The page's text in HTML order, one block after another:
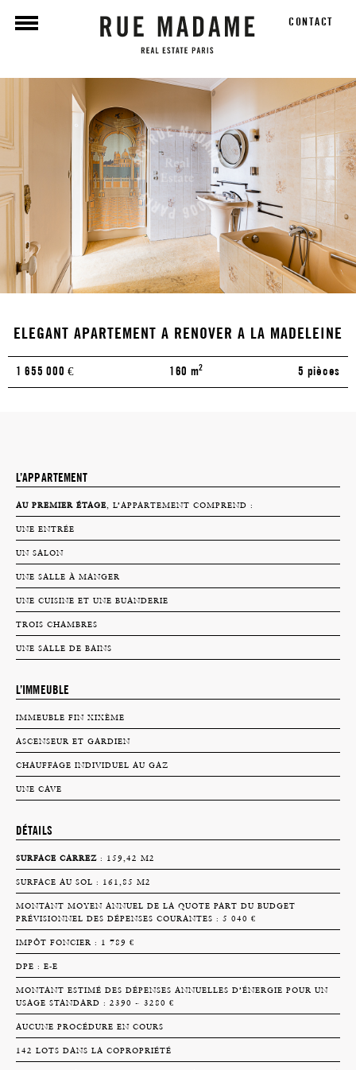
CONTACT
ELEGANT APARTEMENT A RENOVER A LA MADELEINE
1 655 000 € 160 m2 5 pièces
L’APPARTEMENT
AU PREMIER ÉTAGE, L’APPARTEMENT COMPREND :
UNE ENTRÉE
UN SALON
UNE SALLE À MANGER
UNE CUISINE ET UNE BUANDERIE
TROIS CHAMBRES
UNE SALLE DE BAINS
L’IMMEUBLE
IMMEUBLE FIN XIXÈME
ASCENSEUR ET GARDIEN
CHAUFFAGE INDIVIDUEL AU GAZ
UNE CAVE
DÉTAILS
SURFACE CARREZ : 159,42 M2
SURFACE AU SOL : 161,85 M2
MONTANT MOYEN ANNUEL DE LA QUOTE PART DU BUDGET
PRÉVISIONNEL DES DÉPENSES COURANTES : 5 040 €
IMPÔT FONCIER : 1 789 €
DPE : E-E
MONTANT ESTIMÉ DES DÉPENSES ANNUELLES D’ÉNERGIE POUR UN
USAGE STANDARD : 2390 ~ 3280 €
AUCUNE PROCÉDURE EN COURS
142 LOTS DANS LA COPROPRIÉTÉ